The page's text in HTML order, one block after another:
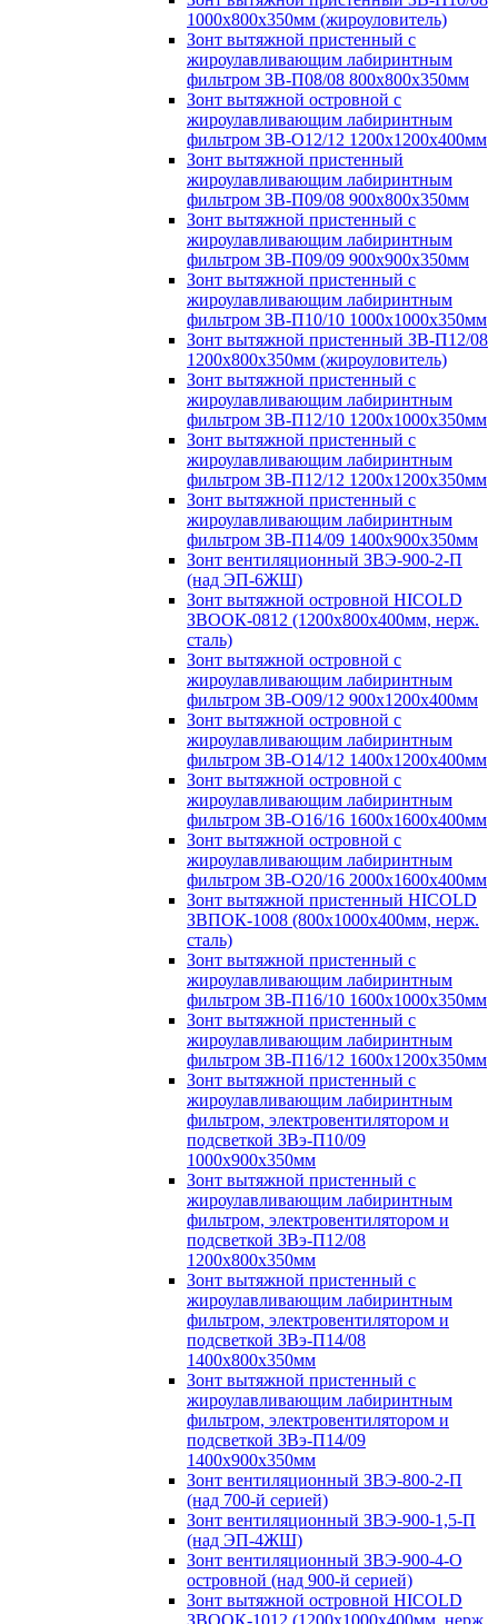
1000х800х350мм (жироуловитель)
Зонт вытяжной пристенный с
жироулавливающим лабиринтным
фильтром ЗВ-П08/08 800х800х350мм
Зонт вытяжной островной с
жироулавливающим лабиринтным
фильтром ЗВ-О12/12 1200х1200х400мм
Зонт вытяжной пристенный
жироулавливающим лабиринтным
фильтром ЗВ-П09/08 900х800х350мм
Зонт вытяжной пристенный с
жироулавливающим лабиринтным
фильтром ЗВ-П09/09 900х900х350мм
Зонт вытяжной пристенный с
жироулавливающим лабиринтным
фильтром ЗВ-П10/10 1000х1000х350мм
Зонт вытяжной пристенный ЗВ-П12/08
1200х800х350мм (жироуловитель)
Зонт вытяжной пристенный с
жироулавливающим лабиринтным
фильтром ЗВ-П12/10 1200х1000х350мм
Зонт вытяжной пристенный с
жироулавливающим лабиринтным
фильтром ЗВ-П12/12 1200х1200х350мм
Зонт вытяжной пристенный с
жироулавливающим лабиринтным
фильтром ЗВ-П14/09 1400х900х350мм
Зонт вентиляционный ЗВЭ-900-2-П
(над ЭП-6ЖШ)
Зонт вытяжной островной HICOLD
ЗВООК-0812 (1200х800x400мм, нерж.
сталь)
Зонт вытяжной островной с
жироулавливающим лабиринтным
фильтром ЗВ-О09/12 900х1200х400мм
Зонт вытяжной островной с
жироулавливающим лабиринтным
фильтром ЗВ-О14/12 1400х1200х400мм
Зонт вытяжной островной с
жироулавливающим лабиринтным
фильтром ЗВ-О16/16 1600х1600х400мм
Зонт вытяжной островной с
жироулавливающим лабиринтным
фильтром ЗВ-О20/16 2000х1600х400мм
Зонт вытяжной пристенный HICOLD
ЗВПОК-1008 (800х1000х400мм, нерж.
сталь)
Зонт вытяжной пристенный с
жироулавливающим лабиринтным
фильтром ЗВ-П16/10 1600х1000х350мм
Зонт вытяжной пристенный с
жироулавливающим лабиринтным
фильтром ЗВ-П16/12 1600х1200х350мм
Зонт вытяжной пристенный с
жироулавливающим лабиринтным
фильтром, электровентилятором и
подсветкой ЗВэ-П10/09
1000х900х350мм
Зонт вытяжной пристенный с
жироулавливающим лабиринтным
фильтром, электровентилятором и
подсветкой ЗВэ-П12/08
1200х800х350мм
Зонт вытяжной пристенный с
жироулавливающим лабиринтным
фильтром, электровентилятором и
подсветкой ЗВэ-П14/08
1400х800х350мм
Зонт вытяжной пристенный с
жироулавливающим лабиринтным
фильтром, электровентилятором и
подсветкой ЗВэ-П14/09
1400х900х350мм
Зонт вентиляционный ЗВЭ-800-2-П
(над 700-й серией)
Зонт вентиляционный ЗВЭ-900-1,5-П
(над ЭП-4ЖШ)
Зонт вентиляционный ЗВЭ-900-4-О
островной (над 900-й серией)
Зонт вытяжной островной HICOLD
ЗВООК-1012 (1200х1000х400мм, нерж.